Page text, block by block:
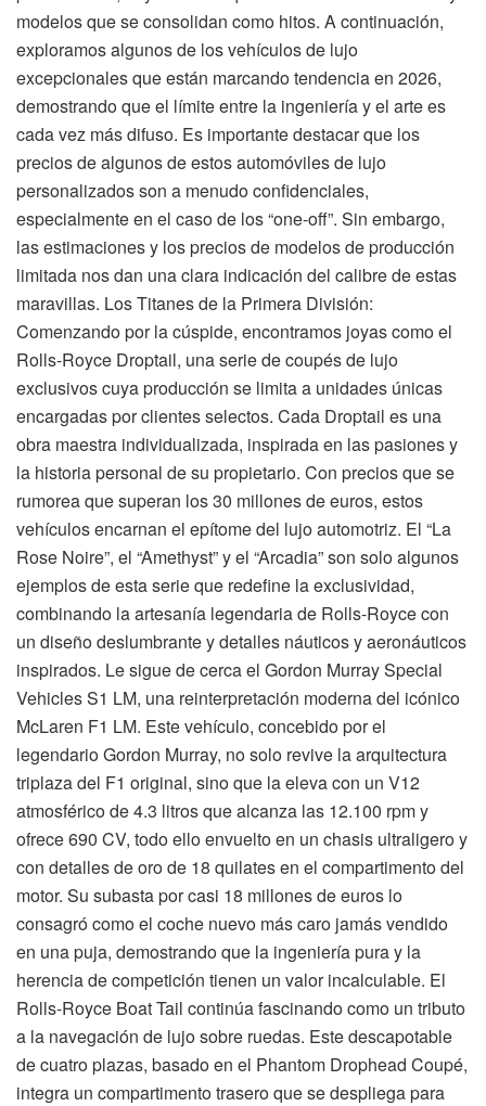
modelos que se consolidan como hitos. A continuación,
exploramos algunos de los vehículos de lujo
excepcionales que están marcando tendencia en 2026,
demostrando que el límite entre la ingeniería y el arte es
cada vez más difuso. Es importante destacar que los
precios de algunos de estos automóviles de lujo
personalizados son a menudo confidenciales,
especialmente en el caso de los “one-off”. Sin embargo,
las estimaciones y los precios de modelos de producción
limitada nos dan una clara indicación del calibre de estas
maravillas. Los Titanes de la Primera División:
Comenzando por la cúspide, encontramos joyas como el
Rolls-Royce Droptail, una serie de coupés de lujo
exclusivos cuya producción se limita a unidades únicas
encargadas por clientes selectos. Cada Droptail es una
obra maestra individualizada, inspirada en las pasiones y
la historia personal de su propietario. Con precios que se
rumorea que superan los 30 millones de euros, estos
vehículos encarnan el epítome del lujo automotriz. El “La
Rose Noire”, el “Amethyst” y el “Arcadia” son solo algunos
ejemplos de esta serie que redefine la exclusividad,
combinando la artesanía legendaria de Rolls-Royce con
un diseño deslumbrante y detalles náuticos y aeronáuticos
inspirados. Le sigue de cerca el Gordon Murray Special
Vehicles S1 LM, una reinterpretación moderna del icónico
McLaren F1 LM. Este vehículo, concebido por el
legendario Gordon Murray, no solo revive la arquitectura
triplaza del F1 original, sino que la eleva con un V12
atmosférico de 4.3 litros que alcanza las 12.100 rpm y
ofrece 690 CV, todo ello envuelto en un chasis ultraligero y
con detalles de oro de 18 quilates en el compartimento del
motor. Su subasta por casi 18 millones de euros lo
consagró como el coche nuevo más caro jamás vendido
en una puja, demostrando que la ingeniería pura y la
herencia de competición tienen un valor incalculable. El
Rolls-Royce Boat Tail continúa fascinando como un tributo
a la navegación de lujo sobre ruedas. Este descapotable
de cuatro plazas, basado en el Phantom Drophead Coupé,
integra un compartimento trasero que se despliega para